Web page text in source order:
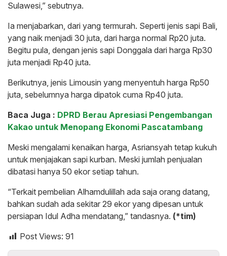
Sulawesi,” sebutnya.
Ia menjabarkan, dari yang termurah. Seperti jenis sapi Bali,
yang naik menjadi 30 juta, dari harga normal Rp20 juta.
Begitu pula, dengan jenis sapi Donggala dari harga Rp30
juta menjadi Rp40 juta.
Berikutnya, jenis Limousin yang menyentuh harga Rp50
juta, sebelumnya harga dipatok cuma Rp40 juta.
Baca Juga : DPRD Berau Apresiasi Pengembangan
Kakao untuk Menopang Ekonomi Pascatambang
Meski mengalami kenaikan harga, Asriansyah tetap kukuh
untuk menjajakan sapi kurban. Meski jumlah penjualan
dibatasi hanya 50 ekor setiap tahun.
“Terkait pembelian Alhamdulillah ada saja orang datang,
bahkan sudah ada sekitar 29 ekor yang dipesan untuk
persiapan Idul Adha mendatang,” tandasnya. (*tim)
Post Views: 91